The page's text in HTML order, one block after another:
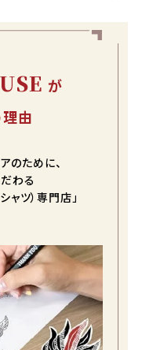
が
由
のために、
わる
ャツ）専門店」